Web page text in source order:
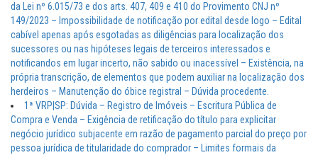
da Lei nº 6.015/73 e dos arts. 407, 409 e 410 do Provimento CNJ nº
149/2023 – Impossibilidade de notificação por edital desde logo – Edital
cabível apenas após esgotadas as diligências para localização dos
sucessores ou nas hipóteses legais de terceiros interessados e
notificandos em lugar incerto, não sabido ou inacessível – Existência, na
própria transcrição, de elementos que podem auxiliar na localização dos
herdeiros – Manutenção do óbice registral – Dúvida procedente.
1ª VRP|SP: Dúvida – Registro de Imóveis – Escritura Pública de
Compra e Venda – Exigência de retificação do título para explicitar
negócio jurídico subjacente em razão de pagamento parcial do preço por
pessoa jurídica de titularidade do comprador – Limites formais da